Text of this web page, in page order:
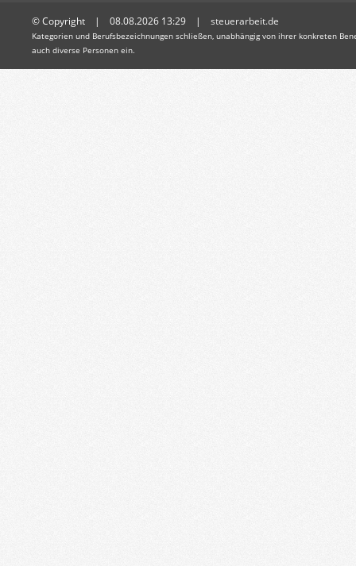
© Copyright | 08.08.2026 13:29 | steuerarbeit.de
Kategorien und Berufsbezeichnungen schließen, unabhängig von ihrer konkreten
auch diverse Personen ein.